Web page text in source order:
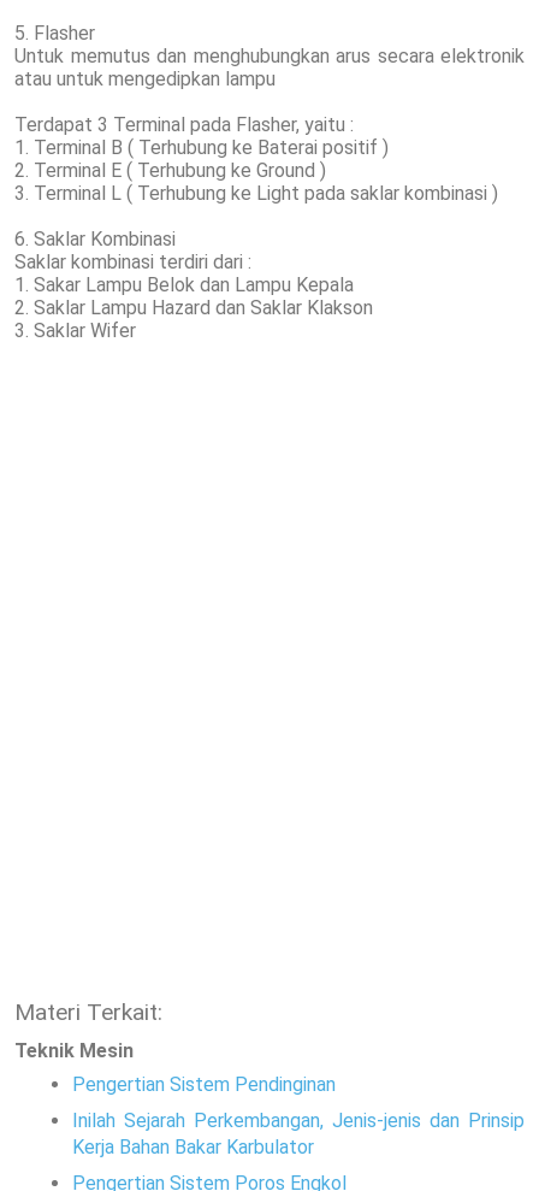
5. Flasher
Untuk memutus dan menghubungkan arus secara elektronik
atau untuk mengedipkan lampu
Terdapat 3 Terminal pada Flasher, yaitu :
1. Terminal B ( Terhubung ke Baterai positif )
2. Terminal E ( Terhubung ke Ground )
3. Terminal L ( Terhubung ke Light pada saklar kombinasi )
6. Saklar Kombinasi
Saklar kombinasi terdiri dari :
1. Sakar Lampu Belok dan Lampu Kepala
2. Saklar Lampu Hazard dan Saklar Klakson
3. Saklar Wifer
Materi Terkait:
Teknik Mesin
Pengertian Sistem Pendinginan
Inilah Sejarah Perkembangan, Jenis-jenis dan Prinsip
Kerja Bahan Bakar Karbulator
Pengertian Sistem Poros Engkol